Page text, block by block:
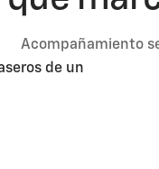
Acompañamiento